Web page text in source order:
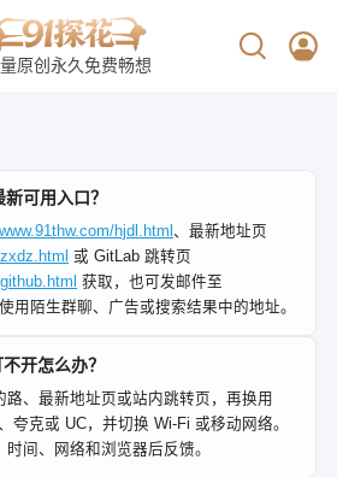
原创永久免费畅想
可用入口？
hjdl.html、最新地址页
或 GitLab 跳转页
获取，也可发邮件至
用陌生群聊、广告或搜索结果中的地址。
开怎么办？
、最新地址页或站内跳转页，再换用
夸克或 UC，并切换 Wi-Fi 或移动网络。
间、网络和浏览器后反馈。